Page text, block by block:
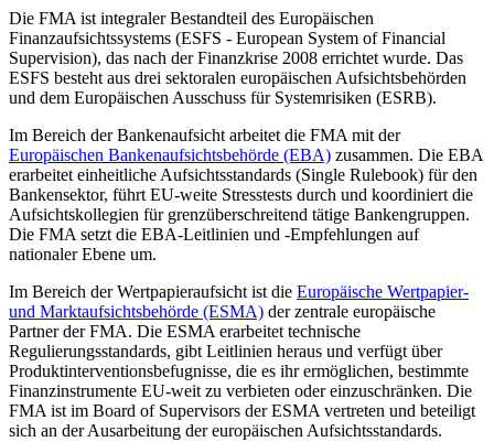
Die FMA ist integraler Bestandteil des Europäischen
Finanzaufsichtssystems (ESFS - European System of Financial
Supervision), das nach der Finanzkrise 2008 errichtet wurde. Das
ESFS besteht aus drei sektoralen europäischen Aufsichtsbehörden
und dem Europäischen Ausschuss für Systemrisiken (ESRB).
Im Bereich der Bankenaufsicht arbeitet die FMA mit der
Europäischen Bankenaufsichtsbehörde (EBA) zusammen. Die EBA
erarbeitet einheitliche Aufsichtsstandards (Single Rulebook) für den
Bankensektor, führt EU-weite Stresstests durch und koordiniert die
Aufsichtskollegien für grenzüberschreitend tätige Bankengruppen.
Die FMA setzt die EBA-Leitlinien und -Empfehlungen auf
nationaler Ebene um.
Im Bereich der Wertpapieraufsicht ist die Europäische Wertpapier-
und Marktaufsichtsbehörde (ESMA) der zentrale europäische
Partner der FMA. Die ESMA erarbeitet technische
Regulierungsstandards, gibt Leitlinien heraus und verfügt über
Produktinterventionsbefugnisse, die es ihr ermöglichen, bestimmte
Finanzinstrumente EU-weit zu verbieten oder einzuschränken. Die
FMA ist im Board of Supervisors der ESMA vertreten und beteiligt
sich an der Ausarbeitung der europäischen Aufsichtsstandards.